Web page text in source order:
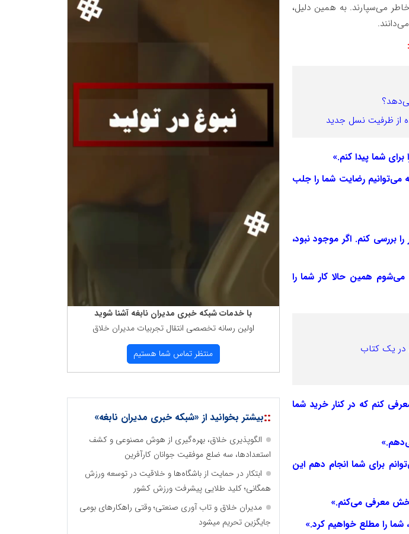
می‌سپارند. به همین دلیل،
از ظرفیت نسل جدید
می‌توانیم رضایت شما را جلب
بررسی کنم. اگر موجود نبود،
همین حالا کار شما را
کنم که در کنار خرید شما
برای شما انجام دهم این
با خدمات شبكه خبری مدیران نابغه آشنا شوید
اولین رسانه تخصصی انتقال تجربیات مدیران خلاق
منتظر تماس شما هستیم
::بیشتر بخوانید از «شبکه خبری مدیران نابغه»
الگوپذیری خلاق، بهره‌گیری از هوش مصنوعی و کشف
استعدادها، سه ضلع موفقیت جوانان کارآفرین
ابتکار در حمایت از باشگاه‌ها و خلاقیت در توسعه ورزش
همگانی؛ کلید طلایی پیشرفت ورزش کشور
مدیران خلاق و تاب آوری صنعتی؛ وقتی راهکارهای بومی
جایگزین تحریم میشود